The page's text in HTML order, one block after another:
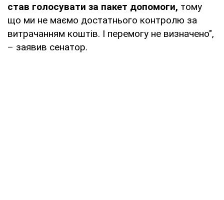
став голосувати за пакет допомоги, тому
що ми не маємо достатнього контролю за
витрачанням коштів. І перемогу не визначено",
– заявив сенатор.